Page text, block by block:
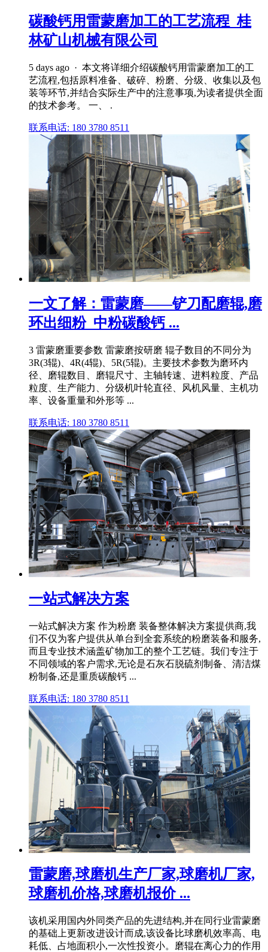
碳酸钙用雷蒙磨加工的工艺流程_桂
林矿山机械有限公司
5 days ago · 本文将详细介绍碳酸钙用雷蒙磨加工的工
艺流程,包括原料准备、破碎、粉磨、分级、收集以及包
装等环节,并结合实际生产中的注意事项,为读者提供全面
的技术参考。 一、 .
联系电话: 180 3780 8511
一文了解：雷蒙磨——铲刀配磨辊,磨
环出细粉_中粉碳酸钙 ...
3 雷蒙磨重要参数 雷蒙磨按研磨 辊子数目的不同分为
3R(3辊)、4R(4辊)、5R(5辊)。主要技术参数为磨环内
径、磨辊数目、磨辊尺寸、主轴转速、进料粒度、产品
粒度、生产能力、分级机叶轮直径、风机风量、主机功
率、设备重量和外形等 ...
联系电话: 180 3780 8511
一站式解决方案
一站式解决方案 作为粉磨 装备整体解决方案提供商,我
们不仅为客户提供从单台到全套系统的粉磨装备和服务,
而且专业技术涵盖矿物加工的整个工艺链。我们专注于
不同领域的客户需求,无论是石灰石脱硫剂制备、清洁煤
粉制备,还是重质碳酸钙 ...
联系电话: 180 3780 8511
雷蒙磨,球磨机生产厂家,球磨机厂家,
球磨机价格,球磨机报价 ...
该机采用国内外同类产品的先进结构,并在同行业雷蒙磨
的基础上更新改进设计而成,该设备比球磨机效率高、电
耗低、占地面积小,一次性投资小。磨辊在离心力的作用